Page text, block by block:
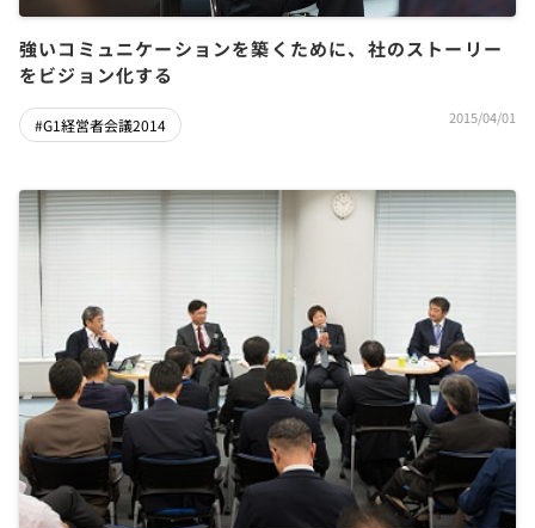
強いコミュニケーションを築くために、社のストーリー
をビジョン化する
#G1経営者会議2014 2015/04/01